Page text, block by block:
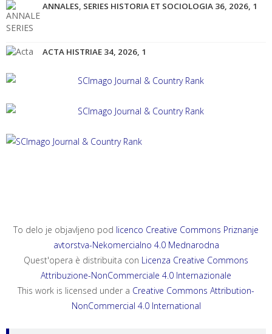
ANNALES, SERIES HISTORIA ET SOCIOLOGIA 36, 2026, 1
ACTA HISTRIAE 34, 2026, 1
ANNALES, SERIES HISTORIA ET SOCIOLOGIA 35, 2025, 4
To delo je objavljeno pod licenco Creative Commons Priznanje
avtorstva-Nekomercialno 4.0 Mednarodna
Quest'opera è distribuita con Licenza Creative Commons
Attribuzione-NonCommerciale 4.0 Internazionale
This work is licensed under a Creative Commons Attribution-
NonCommercial 4.0 International